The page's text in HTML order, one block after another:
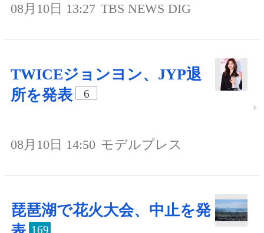
08月10日 13:27 TBS NEWS DIG
TWICEジョンヨン、JYP退
所を発表
6
08月10日 14:50 モデルプレス
琵琶湖で花火大会、中止を発
169